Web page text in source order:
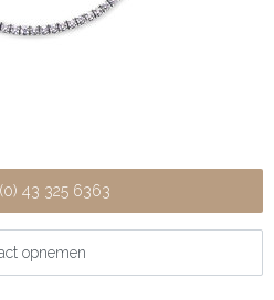
(0) 43 325 6363
opnemen